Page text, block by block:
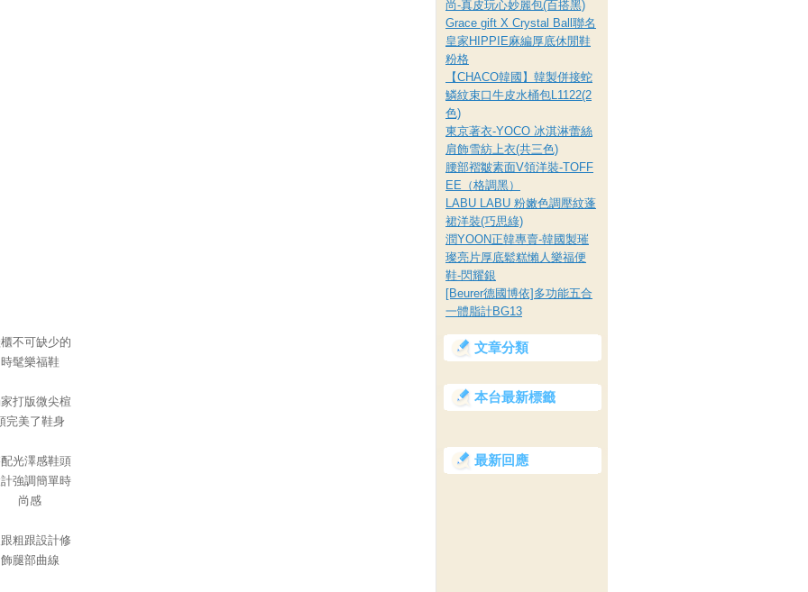
不可缺少的
時髦樂福鞋
打版微尖楦
完美了鞋身
光澤感鞋頭
強調簡單時
尚感
粗跟設計修
飾腿部曲線
尚-真皮玩心妙麗包(百搭黑)
Grace gift X Crystal Ball聯名
皇家HIPPIE麻編厚底休閒鞋
粉格
【CHACO韓國】韓製併接蛇
鱗紋束口牛皮水桶包L1122(2
色)
東京著衣-YOCO 冰淇淋蕾絲
肩飾雪紡上衣(共三色)
腰部褶皺素面V領洋裝-TOFF
EE（格調黑）
LABU LABU 粉嫩色調壓紋蓬
裙洋裝(巧思綠)
潤YOON正韓專賣-韓國製璀
璨亮片厚底鬆糕懶人樂福便
鞋-閃耀銀
[Beurer德國博依]多功能五合
一體脂計BG13
文章分類
本台最新標籤
最新回應